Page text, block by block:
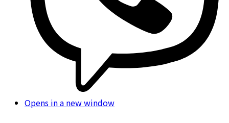
Opens in a new window